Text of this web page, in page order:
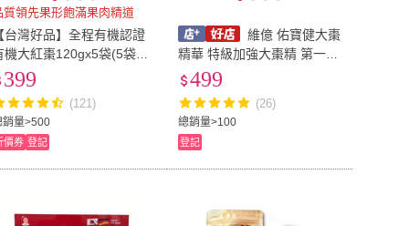
質領先果形飽滿果肉精道
台灣好品】全程有機認證
機大紅棗120gx5袋(5袋組/
直接食用)
銷量>500
399
(121)
價券 登記
維億 佑寶健大棗
精華 特級加強大棗精 第一代
(10入/盒) 血紅素鐵液 膠原蛋
總銷量>100
499
(26)
登記